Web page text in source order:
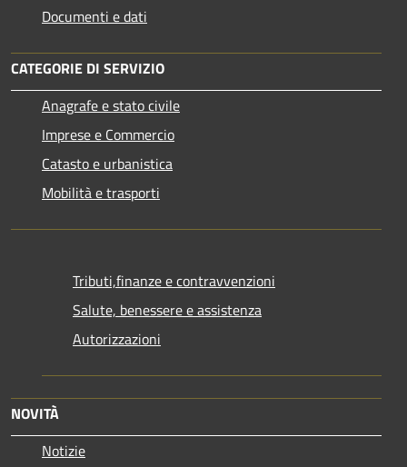
Documenti e dati
CATEGORIE DI SERVIZIO
Anagrafe e stato civile
Imprese e Commercio
Catasto e urbanistica
Mobilità e trasporti
Tributi,finanze e contravvenzioni
Salute, benessere e assistenza
Autorizzazioni
NOVITÀ
Notizie